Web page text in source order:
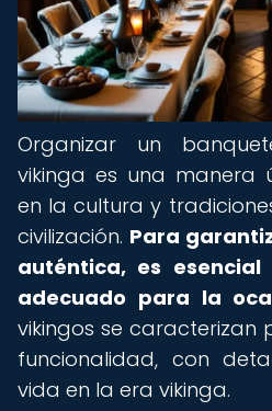
Organizar un
vikinga es una manera
en la cultura y
civilización. Para
auténtica, es
adecuado para la
vikingos se caracterizan
funcionalidad, con
vida en la era vikinga.